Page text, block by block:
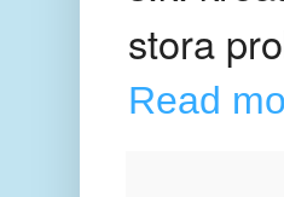
stora
Read